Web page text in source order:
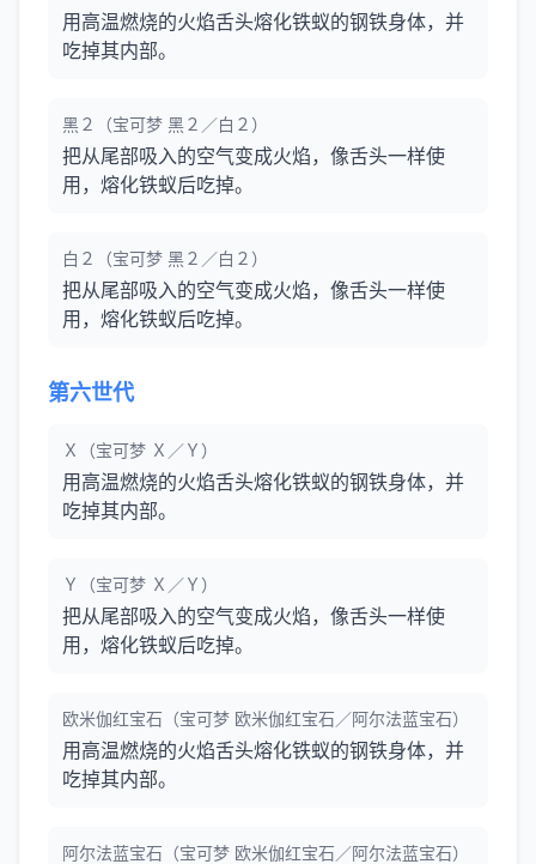
用高温燃烧的火焰舌头熔化铁蚁的钢铁身体，并
吃掉其内部。
黑２（宝可梦 黑２／白２）
把从尾部吸入的空气变成火焰，像舌头一样使
用，熔化铁蚁后吃掉。
白２（宝可梦 黑２／白２）
把从尾部吸入的空气变成火焰，像舌头一样使
用，熔化铁蚁后吃掉。
第六世代
Ｘ（宝可梦 Ｘ／Ｙ）
用高温燃烧的火焰舌头熔化铁蚁的钢铁身体，并
吃掉其内部。
Ｙ（宝可梦 Ｘ／Ｙ）
把从尾部吸入的空气变成火焰，像舌头一样使
用，熔化铁蚁后吃掉。
欧米伽红宝石（宝可梦 欧米伽红宝石／阿尔法蓝宝石）
用高温燃烧的火焰舌头熔化铁蚁的钢铁身体，并
吃掉其内部。
阿尔法蓝宝石（宝可梦 欧米伽红宝石／阿尔法蓝宝石）